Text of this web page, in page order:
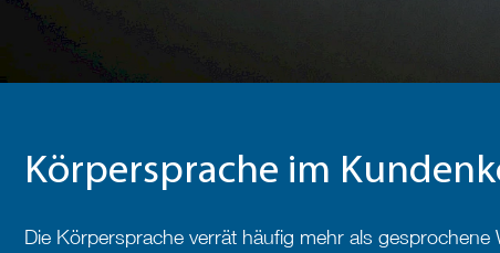
Körpersprache im
Die Körpersprache verrät häufig mehr als